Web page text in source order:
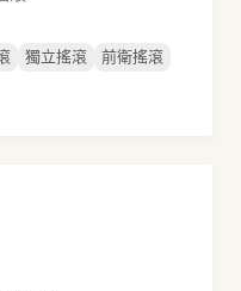
獨立搖滾
前衛搖滾